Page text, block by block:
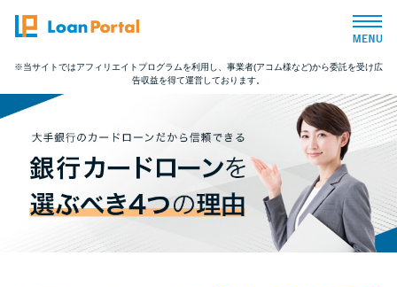
トップページ
おすすめコンテンツ
総合人気ランキング
とにかくすぐ借りたい方向け
※当サイトではアフィリエイトプログラムを利用し、事業者(アコム様など)から委託を受け広
告収益を得て運営しております。